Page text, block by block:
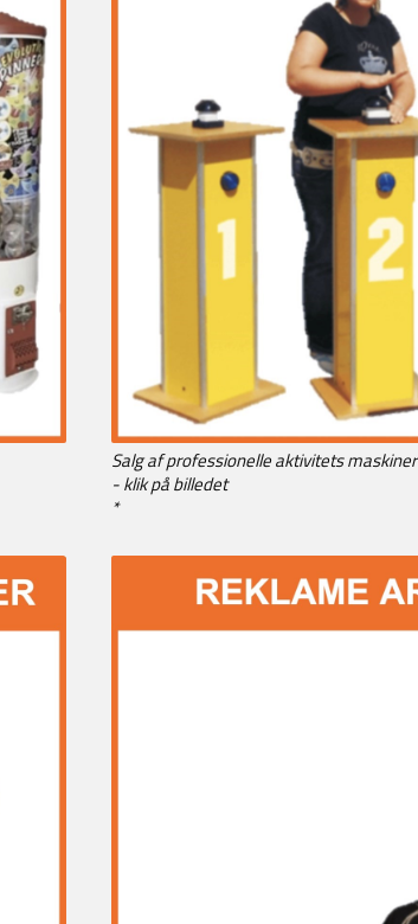
Salg af professionelle aktivitets maskiner
- klik på billedet
*